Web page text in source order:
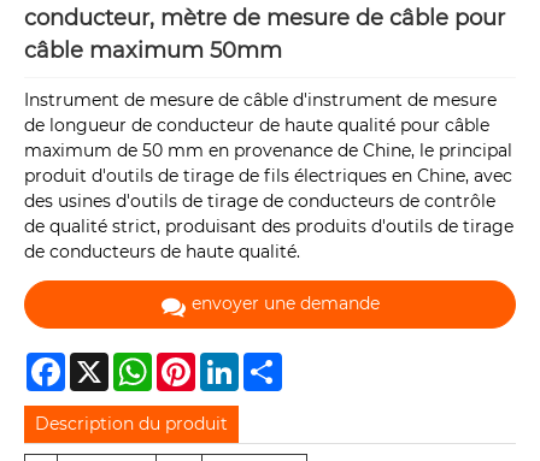
conducteur, mètre de mesure de câble pour
câble maximum 50mm
Instrument de mesure de câble d'instrument de mesure
de longueur de conducteur de haute qualité pour câble
maximum de 50 mm en provenance de Chine, le principal
produit d'outils de tirage de fils électriques en Chine, avec
des usines d'outils de tirage de conducteurs de contrôle
de qualité strict, produisant des produits d'outils de tirage
de conducteurs de haute qualité.
envoyer une demande
Facebook
X WhatsAppPinterestLinkedIn
Description du produit